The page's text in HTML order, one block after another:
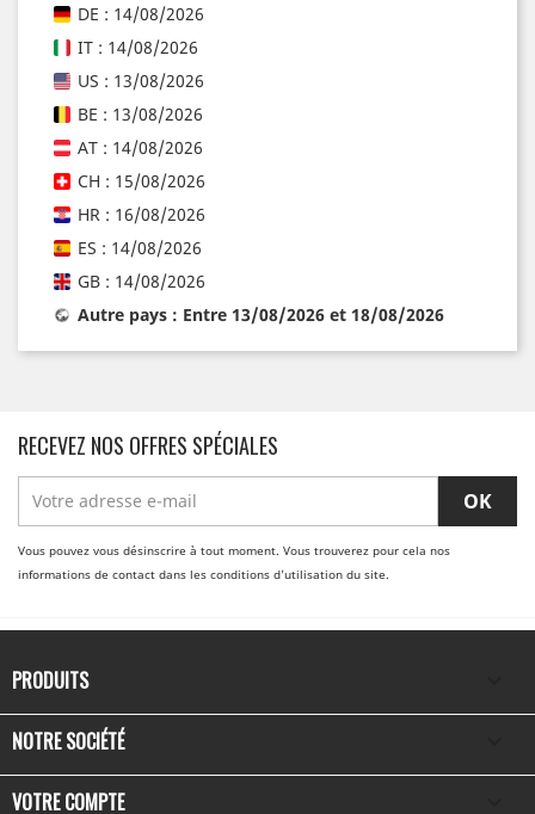
DE : 14/08/2026
IT : 14/08/2026
US : 13/08/2026
BE : 13/08/2026
AT : 14/08/2026
CH : 15/08/2026
HR : 16/08/2026
ES : 14/08/2026
GB : 14/08/2026
Autre pays : Entre 13/08/2026 et 18/08/2026
RECEVEZ NOS OFFRES SPÉCIALES
Vous pouvez vous désinscrire à tout moment. Vous trouverez pour cela nos
informations de contact dans les conditions d'utilisation du site.
PRODUITS
NOTRE SOCIÉTÉ
VOTRE COMPTE